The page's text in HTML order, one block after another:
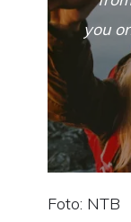
you
Foto: NTB